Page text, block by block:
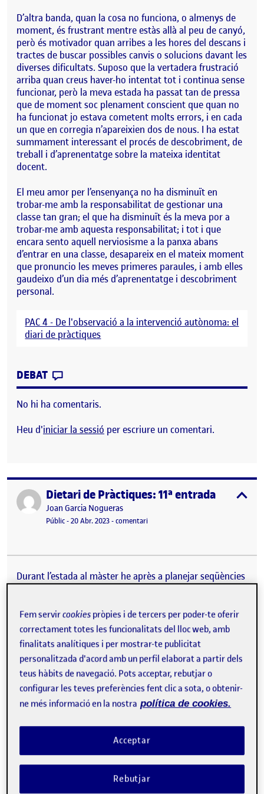
D’altra banda, quan la cosa no funciona, o almenys de
moment, és frustrant mentre estàs allà al peu de canyó,
però és motivador quan arribes a les hores del descans i
tractes de buscar possibles canvis o solucions davant les
diverses dificultats. Suposo que la vertadera frustració
arriba quan creus haver-ho intentat tot i continua sense
funcionar, però la meva estada ha passat tan de pressa
que de moment soc plenament conscient que quan no
ha funcionat jo estava cometent molts errors, i en cada
un que en corregia n’apareixien dos de nous. I ha estat
summament interessant el procés de descobriment, de
treball i d’aprenentatge sobre la mateixa identitat
docent.
El meu amor per l’ensenyança no ha disminuït en
trobar-me amb la responsabilitat de gestionar una
classe tan gran; el que ha disminuït és la meva por a
trobar-me amb aquesta responsabilitat; i tot i que
encara sento aquell nerviosisme a la panxa abans
d’entrar en una classe, desapareix en el mateix moment
que pronuncio les meves primeres paraules, i amb elles
gaudeixo d’un dia més d’aprenentatge i descobriment
personal.
PAC 4 - De l'observació a la intervenció autònoma: el
diari de pràctiques
DEBAT
No hi ha comentaris.
Heu d'iniciar la sessió per escriure un comentari.
Publicat perDietari de Pràctiques: 11ª entrada
Publicat per
Joan Garcia Nogueras
Visibilitat:
Públic-Data de publicació
20 Abr. 2023-comentariel Dietari de Pràctiques: 11ª entrada
Durant l’estada al màster he après a planejar seqüències
didàctiques, situacions d’aprenentatge, o projectes en
volem treballar. Però el cert, és que totes aquestes
qüestions són abordades de manera general, s’anomena
de manera teòrica la seqüència, es temporitza, i
s’executa un joc mental en el qual tot encaixa en els
temps proposats, i s’atén a la diversitat de manera clara
i concisa. I no és fins que planteges una situació amb la
qual verdaderament t’hauràs d’enfrontar, com ho és el
cas de les pràctiques, que no et planteges seriosament
cada sessió, analitzant-ne la utilitat, i tractant de
preveure en tot moment la temporització de les
activitats que suggereixes, i com aquesta pot ajudar-te
en una correcta gestió de l’aula i una millora en la
significació dels aprenentatges i el progrés dels
estudiants. És a dir, quan t’enfrontes de veritat amb la
realitat d’haver de conduir una aula de secundària
Fem servircookies pròpies i de tercers per poder-te oferir
correctament totes les funcionalitats del lloc web, amb
finalitats analítiques i per mostrar-te publicitat
personalitzada d'acord amb un perfil elaborat a partir dels
teus hàbits de navegació. Pots acceptar, rebutjar o
configurar les teves preferències fent clic a sota, o obtenir-
ne més informació en la nostra política de cookies.
Rebutjar
Acceptar